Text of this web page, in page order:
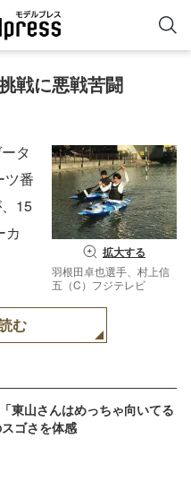
戦に悪戦苦闘
拡大する
羽根田卓也選手、村上信
五（C）フジテレビ
タ
ツ番
15
カ
む
東山さんはめっちゃ向いてる
ゴさを体感